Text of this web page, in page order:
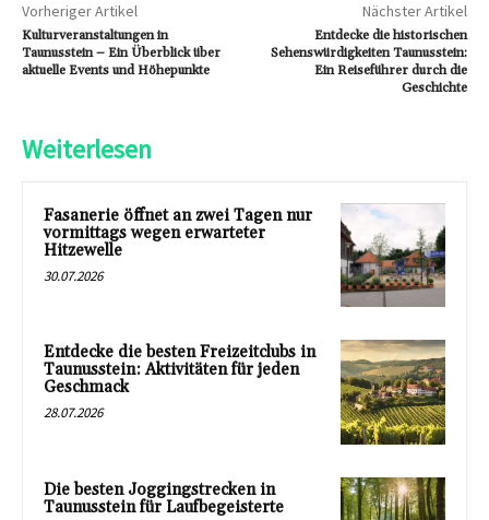
Vorheriger Artikel
Kulturveranstaltungen in
Taunusstein – Ein Überblick über
aktuelle Events und Höhepunkte
Nächster Artikel
Entdecke die historischen
Sehenswürdigkeiten Taunusstein:
Ein Reiseführer durch die
Geschichte
Weiterlesen
Fasanerie öffnet an zwei Tagen nur
vormittags wegen erwarteter
Hitzewelle
30.07.2026
Entdecke die besten Freizeitclubs in
Taunusstein: Aktivitäten für jeden
Geschmack
28.07.2026
Die besten Joggingstrecken in
Taunusstein für Laufbegeisterte